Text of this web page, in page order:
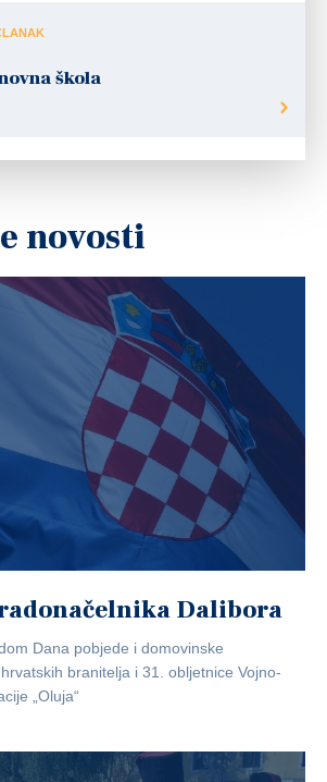
škola
novosti
Dalibora
Dana pobjede i domovinske
branitelja i 31. obljetnice Vojno-
„Oluja“